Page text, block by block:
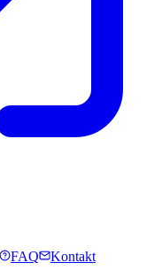
FAQ
Kontakt